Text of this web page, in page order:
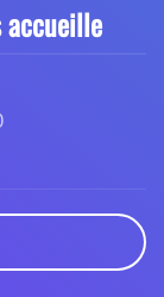
accueille